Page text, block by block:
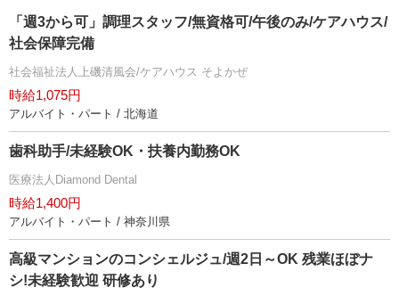
「週3から可」調理スタッフ/無資格可/午後のみ/ケアハウス/
社会保障完備
社会福祉法人上磯清風会/ケアハウス そよかぜ
時給1,075円
アルバイト・パート / 北海道
歯科助手/未経験OK・扶養内勤務OK
医療法人Diamond Dental
時給1,400円
アルバイト・パート / 神奈川県
高級マンションのコンシェルジュ/週2日～OK 残業ほぼナ
シ!未経験歓迎 研修あり